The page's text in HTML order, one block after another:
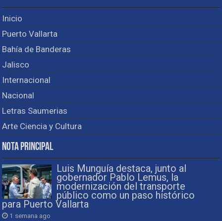
Inicio
Puerto Vallarta
Bahía de Banderas
Jalisco
Internacional
Nacional
Letras Saumerias
Arte Ciencia y Cultura
Nota Principal
Luis Munguía destaca, junto al
gobernador Pablo Lemus, la
modernización del transporte
público como un paso histórico
para Puerto Vallarta
1 semana ago